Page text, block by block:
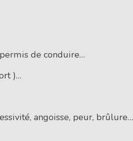
de conduire…
)…
angoisse, peur, brûlure…